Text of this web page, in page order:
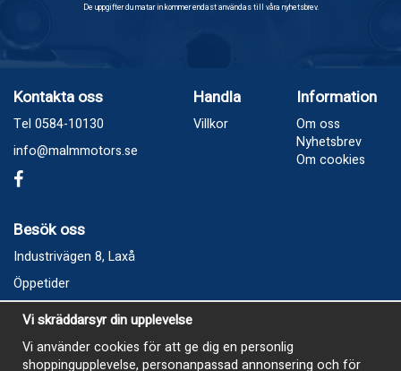
De uppgifter du matar in kommer endast användas till våra nyhetsbrev.
Kontakta oss
Tel 0584-10130
info@malmmotors.se
Handla
Villkor
Information
Om oss
Nyhetsbrev
Om cookies
Besök oss
Industrivägen 8, Laxå
Öppetider
Vecka 32
Måndag kl 9-12, kl 13 - 15
Onsdag kl 9-12, kl 13 - 15
Vi skräddarsyr din upplevelse
Vi använder cookies för att ge dig en personlig
shoppingupplevelse, personanpassad annonsering och för